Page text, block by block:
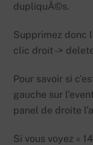
dupliquÃ©s.
Supprimez donc
clic droit ->
Pour savoir si
gauche sur
panel de droite
Si vous voyez «